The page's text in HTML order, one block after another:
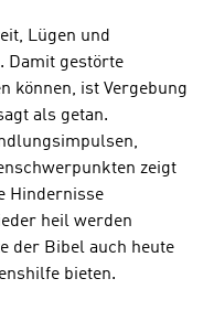
Lügen und
Damit gestörte
können, ist Vergebung
als getan.
zeigt
Hindernisse
heil werden
der Bibel auch heute
bieten.